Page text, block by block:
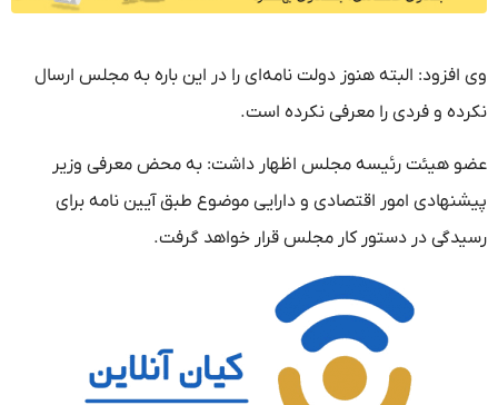
وی افزود: البته هنوز دولت نامه‌ای را در این باره به مجلس ارسال
نکرده و فردی را معرفی نکرده است.
عضو هیئت رئیسه مجلس اظهار داشت: به محض معرفی وزیر
پیشنهادی امور اقتصادی و دارایی موضوع طبق آیین نامه برای
رسیدگی در دستور کار مجلس قرار خواهد گرفت.